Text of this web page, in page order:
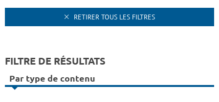
RETIRER TOUS LES FILTRES
FILTRE DE RÉSULTATS
Par type de contenu